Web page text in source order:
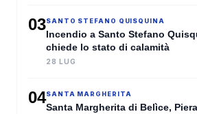
03SANTO STEFANO QUISQUINA
Incendio a Santo Stefano
chiede lo stato di calamità
28 LUG
04SANTA MARGHERITA
Santa Margherita di Belìce,